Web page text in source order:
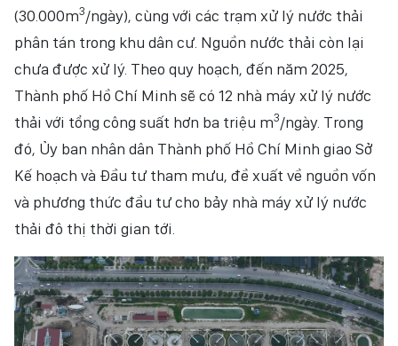
(30.000m3/ngày), cùng với các trạm xử lý nước thải
phân tán trong khu dân cư. Nguồn nước thải còn lại
chưa được xử lý. Theo quy hoạch, đến năm 2025,
Thành phố Hồ Chí Minh sẽ có 12 nhà máy xử lý nước
thải với tổng công suất hơn ba triệu m3/ngày. Trong
đó, Ủy ban nhân dân Thành phố Hồ Chí Minh giao Sở
Kế hoạch và Đầu tư tham mưu, đề xuất về nguồn vốn
và phương thức đầu tư cho bảy nhà máy xử lý nước
thải đô thị thời gian tới.